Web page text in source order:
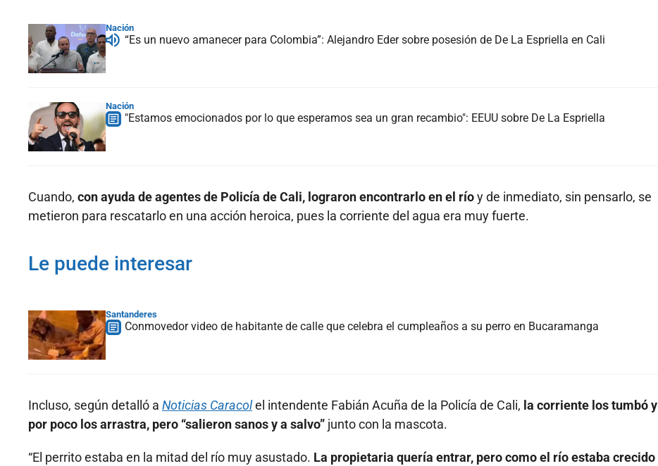
Nación
“Es un nuevo amanecer para Colombia”: Alejandro Eder sobre posesión de De La Espriella en Cali
Nación
"Estamos emocionados por lo que esperamos sea un gran recambio": EEUU sobre De La Espriella
Cuando, con ayuda de agentes de Policía de Cali, lograron encontrarlo en el ríoy de inmediato, sin pensarlo, se
metieron para rescatarlo en una acción heroica, pues la corriente del agua era muy fuerte.
Le puede interesar
Santanderes
Conmovedor video de habitante de calle que celebra el cumpleaños a su perro en Bucaramanga
Incluso, según detalló a Noticias Caracolel intendente Fabián Acuña de la Policía de Cali, la corriente los tumbó y
por poco los arrastra, pero “salieron sanos y a salvo” junto con la mascota.
“El perrito estaba en la mitad del río muy asustado. La propietaria quería entrar, pero como el río estaba crecido